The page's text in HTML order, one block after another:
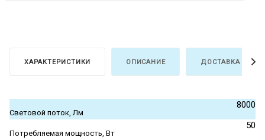
ХАРАКТЕРИСТИКИ ОПИСАНИЕ ДОСТАВКА И
Световой поток, Лм
8000
Потребляемая мощность, Вт
50